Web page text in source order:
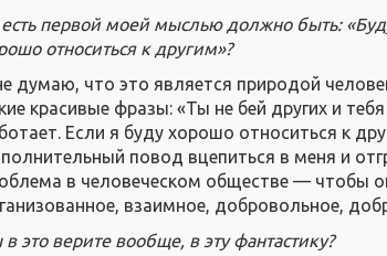
есть первой моей мыслью должно быть:
относиться к другим»?
думаю, что это является природой
красивые фразы: «Ты не бей других и
Если я буду хорошо относиться к
повод вцепиться в меня и
в человеческом обществе — чтобы
взаимное, добровольное,
это верите вообще, в эту фантастику?